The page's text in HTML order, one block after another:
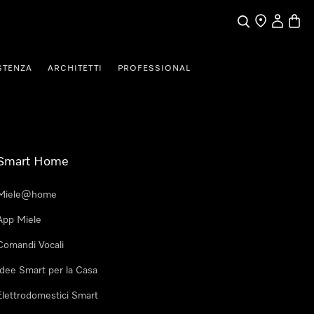
CercaRicerca
Il mio
ARCHITETTI PROFESSIONAL
Home
Miele
Vocali
Smart per la Casa
Smart